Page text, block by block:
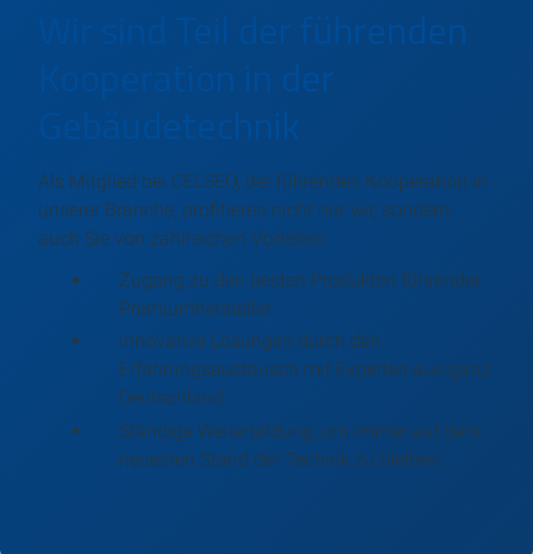
Wir sind Teil der führenden
Kooperation in der
Gebäudetechnik
Als Mitglied bei CELSEO, der führenden Kooperation in
unserer Branche, profitieren nicht nur wir, sondern
auch Sie von zahlreichen Vorteilen:
Zugang zu den besten Produkten führender
Premiumhersteller
Innovative Lösungen durch den
Erfahrungsaustausch mit Experten aus ganz
Deutschland
Ständige Weiterbildung, um immer auf dem
neuesten Stand der Technik zu bleiben